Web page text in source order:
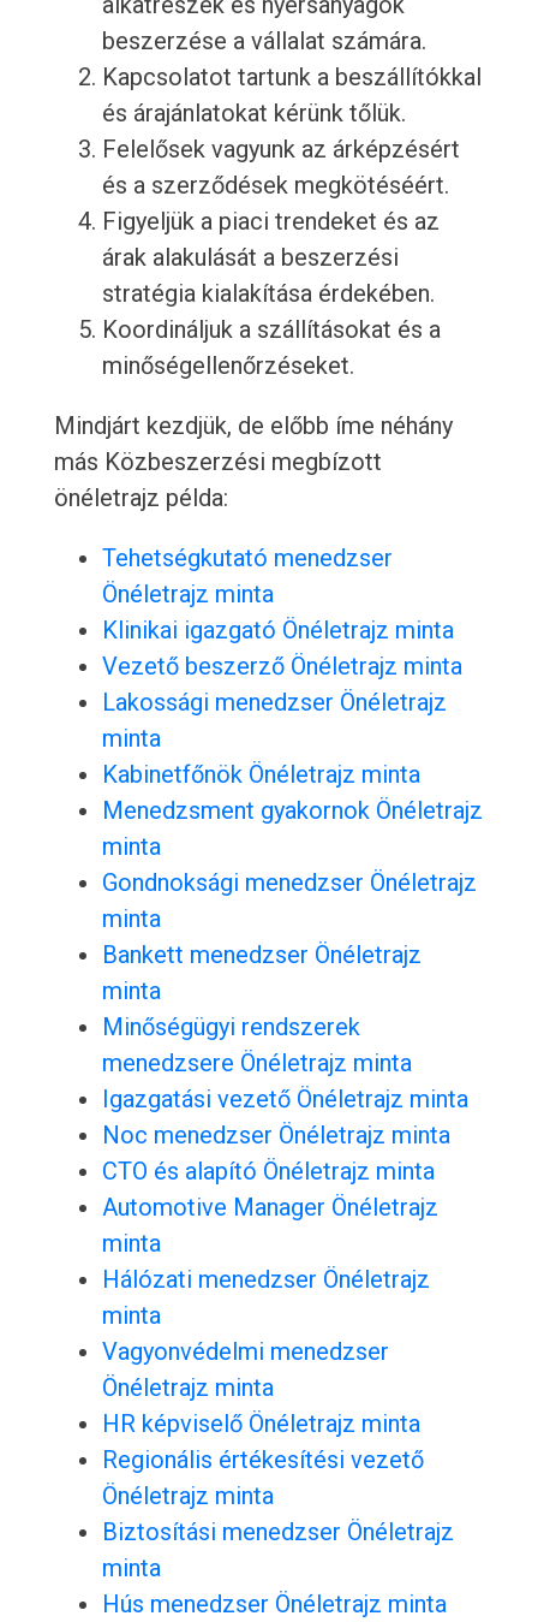
beszerzése a vállalat számára.
Kapcsolatot tartunk a beszállítókkal
és árajánlatokat kérünk tőlük.
Felelősek vagyunk az árképzésért
és a szerződések megkötéséért.
Figyeljük a piaci trendeket és az
árak alakulását a beszerzési
stratégia kialakítása érdekében.
Koordináljuk a szállításokat és a
minőségellenőrzéseket.
Mindjárt kezdjük, de előbb íme néhány
más Közbeszerzési megbízott
önéletrajz példa:
Tehetségkutató menedzser
Önéletrajz minta
Klinikai igazgató Önéletrajz minta
Vezető beszerző Önéletrajz minta
Lakossági menedzser Önéletrajz
minta
Kabinetfőnök Önéletrajz minta
Menedzsment gyakornok Önéletrajz
minta
Gondnoksági menedzser Önéletrajz
minta
Bankett menedzser Önéletrajz
minta
Minőségügyi rendszerek
menedzsere Önéletrajz minta
Igazgatási vezető Önéletrajz minta
Noc menedzser Önéletrajz minta
CTO és alapító Önéletrajz minta
Automotive Manager Önéletrajz
minta
Hálózati menedzser Önéletrajz
minta
Vagyonvédelmi menedzser
Önéletrajz minta
HR képviselő Önéletrajz minta
Regionális értékesítési vezető
Önéletrajz minta
Biztosítási menedzser Önéletrajz
minta
Hús menedzser Önéletrajz minta